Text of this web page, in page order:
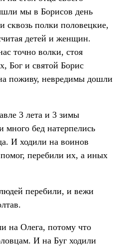
мы в Борисов день
сквозь полки половецкие,
детей и женщин.
точно волки, стоя
Бог и святой Борис
поживу, невредимы дошли
3 лета и 3 зимы
бед натерпелись
И ходили на воинов
перебили их, а иных
перебили, и вежи
на Олега, потому что
И на Буг ходили